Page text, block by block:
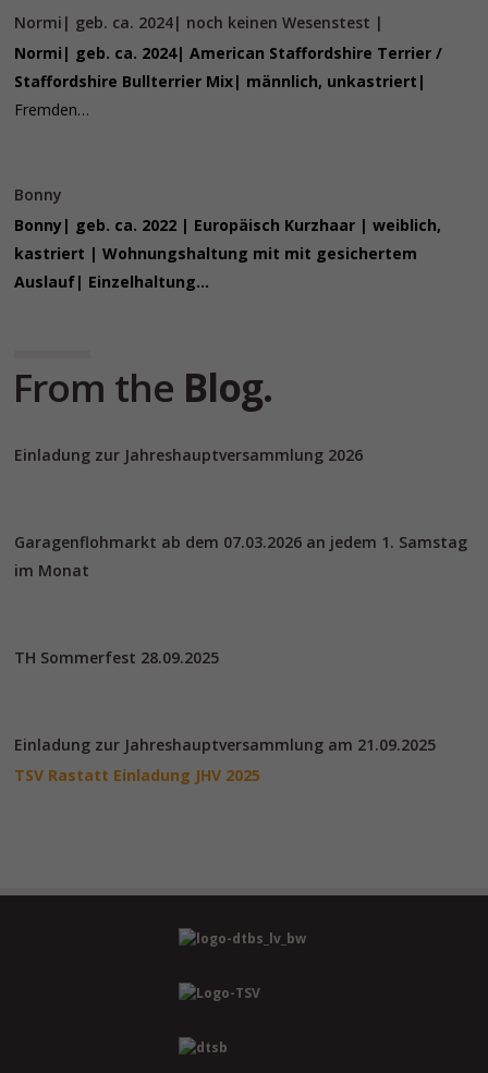
Normi| geb. ca. 2024| noch keinen Wesenstest |
Normi| geb. ca. 2024| American Staffordshire Terrier /
Staffordshire Bullterrier Mix| männlich, unkastriert|
Fremden…
Bonny
Bonny| geb. ca. 2022 | Europäisch Kurzhaar | weiblich,
kastriert | Wohnungshaltung mit mit gesichertem
Auslauf| Einzelhaltung…
From the Blog.
Einladung zur Jahreshauptversammlung 2026
Garagenflohmarkt ab dem 07.03.2026 an jedem 1. Samstag
im Monat
TH Sommerfest 28.09.2025
Einladung zur Jahreshauptversammlung am 21.09.2025
TSV Rastatt Einladung JHV 2025